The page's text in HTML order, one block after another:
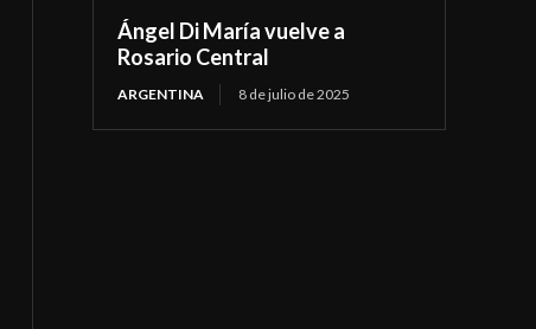
Ángel Di María vuelve a
Rosario Central
ARGENTINA 8 de julio de 2025